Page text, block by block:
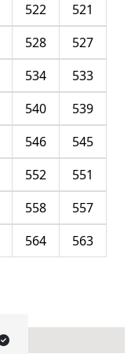
521
522
527
528
533
534
539
540
545
546
551
552
557
558
563
564